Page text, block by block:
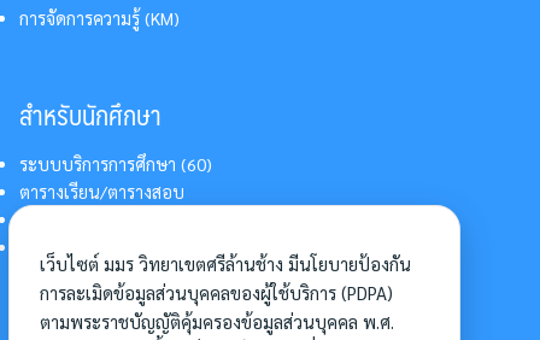
การจัดการความรู้ (KM)
สำหรับนักศึกษา
ระบบบริการการศึกษา (60)
ตารางเรียน/ตารางสอบ
การแต่งกายนักศึกษา
เว็บไซต์ มมร วิทยาเขตศรีล้านช้าง มีนโยบายป้องกัน
การละเมิดข้อมูลส่วนบุคคลของผู้ใช้บริการ (PDPA)
ตามพระราชบัญญัติคุ้มครองข้อมูลส่วนบุคคล พ.ศ.